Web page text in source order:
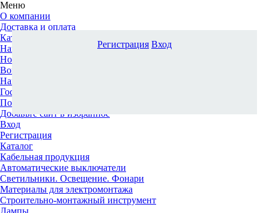
Меню
О компании
Доставка и оплата
Каталог
Наши офисы
Новости и новинки
Вопрос-ответ
Наша команда
Гос. заказчикам
Поставщикам
Добавьте сайт в избранное
Вход
Регистрация
Каталог
Кабельная продукция
Автоматические выключатели
Светильники. Освещение. Фонари
Материалы для электромонтажа
Строительно-монтажный инструмент
Лампы
Регистрация Вход